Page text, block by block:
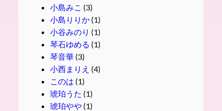
小島みこ (3)
小島りりか(1)
小谷みのり (1)
琴石ゆめる (1)
琴音華(3)
小西まりえ (4)
このは (1)
琥珀うた (1)
琥珀やや(1)